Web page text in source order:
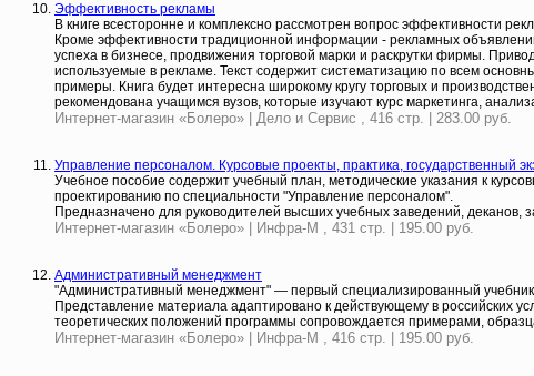
Эффективность рекламы
В книге всесторонне и комплексно рассмотрен вопрос эффективности
Кроме эффективности традиционной информации - рекламных
успеха в бизнесе, продвижения торговой марки и раскрутки фирмы.
используемые в рекламе. Текст содержит систематизацию по всем
примеры. Книга будет интересна широкому кругу торговых и
рекомендована учащимся вузов, которые изучают курс маркетинга,
Интернет-магазин «Болеро» | Дело и Сервис , 416 стр. | 283.00 руб.
Управление персоналом. Курсовые проекты, практика, государственный
Учебное пособие содержит учебный план, методические указания к
проектированию по специальности "Управление персоналом".
Предназначено для руководителей высших учебных заведений,
Интернет-магазин «Болеро» | Инфра-М , 431 стр. | 195.00 руб.
Административный менеджмент
"Административный менеджмент" — первый специализированный
Представление материала адаптировано к действующему в российских
теоретических положений программы сопровождается примерами,
Интернет-магазин «Болеро» | Инфра-М , 416 стр. | 195.00 руб.